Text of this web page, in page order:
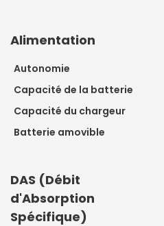
Alimentation
Autonomie
Capacité de la batterie
Capacité du chargeur
Batterie amovible
DAS (Débit
d'Absorption
Spécifique)